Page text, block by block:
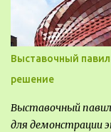
Выставочный
решение
Выставочный
для демонстрации